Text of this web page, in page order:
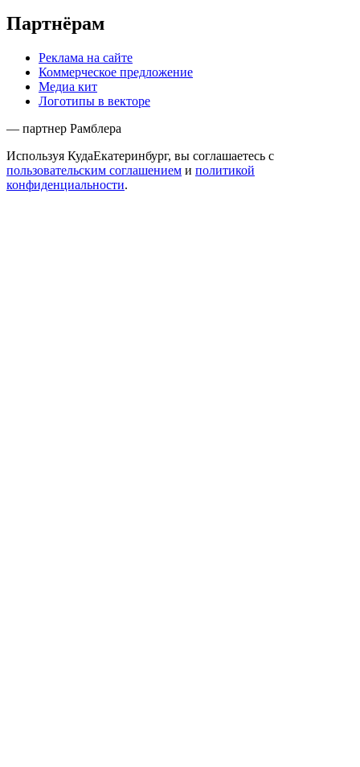
Партнёрам
Реклама на сайте
Коммерческое предложение
Медиа кит
Логотипы в векторе
— партнер Рамблера
Используя КудаЕкатеринбург, вы соглашаетесь с
пользовательским соглашением и политикой
конфиденциальности.